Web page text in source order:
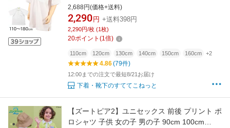
ナップボタン 110cm〜180cm 制服 スクールシ
ャツ 男子 女子 中学生 小学校 110 120 130 140
150 160 170 180 キッズ 子供 速乾 TOMBOW
学生服【取寄せ】
2,688円(価格+送料)
2,290 円 +送料398円
2,290円/枚 (1枚)
20ポイント (1倍)
110cm 120cm 130cm 140cm 150cm 160cm +2
4.86(79件)
12:00までの注文で最短8/21お届け
下着・靴下のすててこねっと
【ズートピア2】ユニセックス 前後 プリント ポ
ロシャツ 子供 女の子 男の子 90cm 100cm